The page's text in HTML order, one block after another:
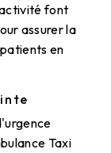
font
assurer la
en
Taxi